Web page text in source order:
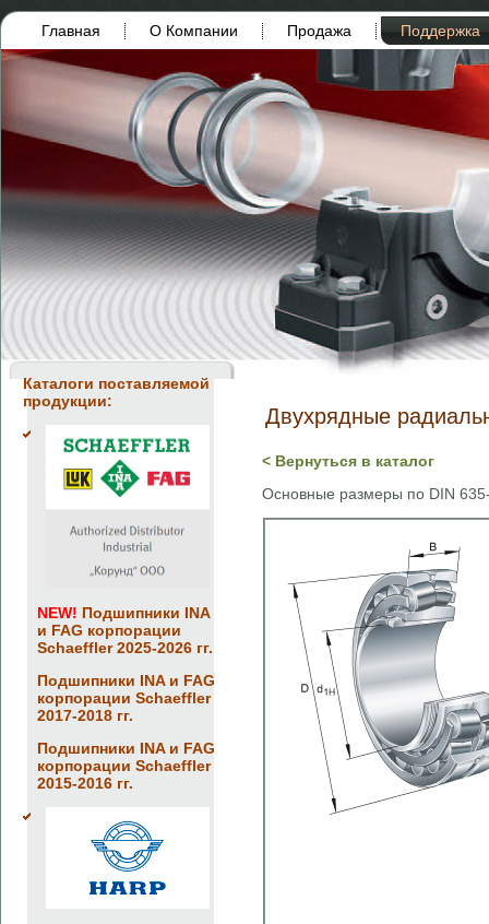
Главная О Компании Продажа Поддержка
Каталоги поставляемой
продукции:
NEW! Подшипники INA
и FAG корпорации
Schaeffler 2025-2026 гг.
Подшипники INA и FAG
корпорации Schaeffler
2017-2018 гг.
Подшипники INA и FAG
корпорации Schaeffler
2015-2016 гг.
Двухрядные
< Вернуться в каталог
Основные размеры по DIN 635-